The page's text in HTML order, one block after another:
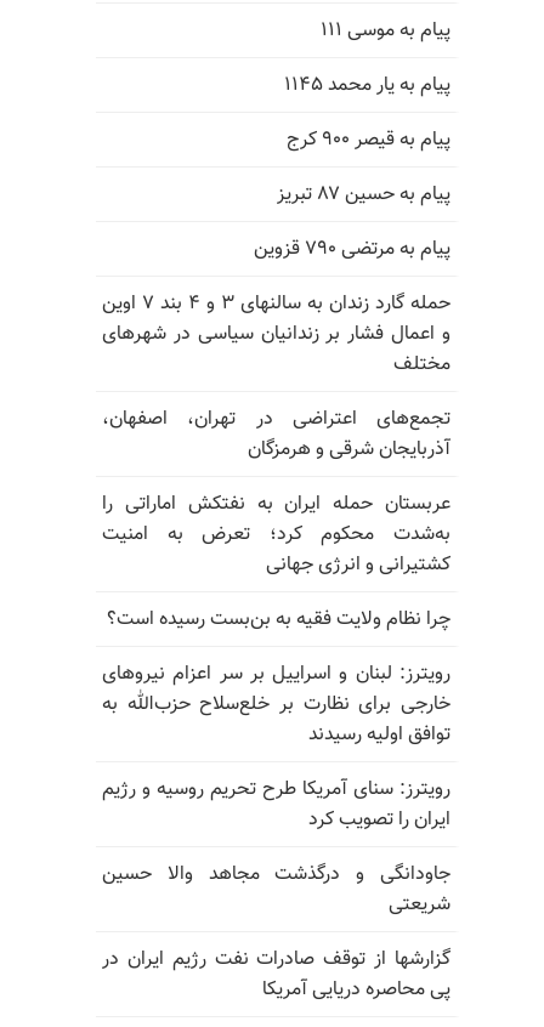
پیام به موسی ۱۱۱
پیام به یار محمد ۱۱۴۵
پیام به قیصر ۹۰۰ کرج
پیام به حسین ۸۷ تبریز
پیام به مرتضی ۷۹۰ قزوین
حمله گارد زندان به سالنهای ۳ و ۴ بند ۷ اوین
و اعمال فشار بر زندانیان سیاسی در شهرهای
مختلف
تجمع‌های اعتراضی در تهران، اصفهان،
آذربایجان شرقی و هرمزگان
عربستان حمله ایران به نفتکش اماراتی را
به‌شدت محکوم کرد؛ تعرض به امنیت
کشتیرانی و انرژی جهانی
چرا نظام ولایت فقیه به بن‌بست رسیده است؟
رویترز: لبنان و اسراییل بر سر اعزام نیروهای
خارجی برای نظارت بر خلع‌سلاح حزب‌الله به
توافق اولیه رسیدند
رویترز: سنای آمریکا طرح تحریم روسیه و رژیم
ایران را تصویب کرد
جاودانگی و درگذشت مجاهد والا حسین
شریعتی
گزارشها از توقف صادرات نفت رژیم ایران در
پی محاصره دریایی آمریکا